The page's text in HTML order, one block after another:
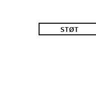
STØT